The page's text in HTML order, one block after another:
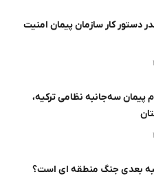
دستور کار سازمان پیمان امنیت
پیمان سه‌جانبه نظامی ترکیه،
جبه بعدی جنگ منطقه ای است؟